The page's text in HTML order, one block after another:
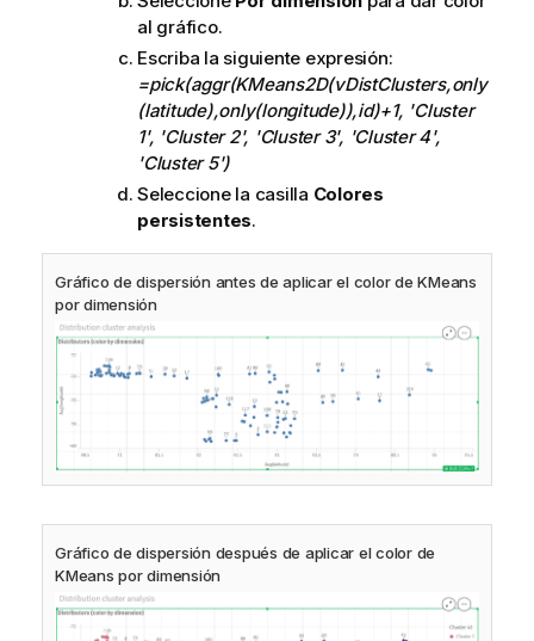
al gráfico.
Escriba la siguiente expresión:
=pick(aggr(KMeans2D(vDistClusters,only
(latitude),only(longitude)),id)+1, 'Cluster
1', 'Cluster 2', 'Cluster 3', 'Cluster 4',
'Cluster 5')
Seleccione la casilla Colores
persistentes.
Gráfico de dispersión antes de aplicar el color de KMeans
por dimensión
Gráfico de dispersión después de aplicar el color de
KMeans por dimensión